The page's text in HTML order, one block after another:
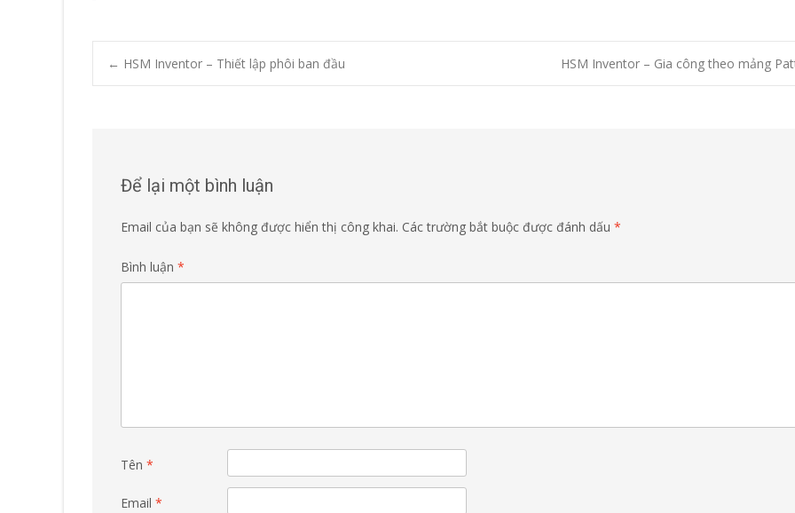
Post
← HSM Inventor – Thiết lập phôi ban đầu HSM Inventor – Gia công theo mảng
Để lại một bình luận
Email của bạn sẽ không được hiển thị công khai. Các trường bắt buộc được đánh dấu *
Bình luận *
Tên *
Email *